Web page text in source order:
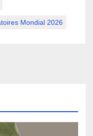
Mondial 2026